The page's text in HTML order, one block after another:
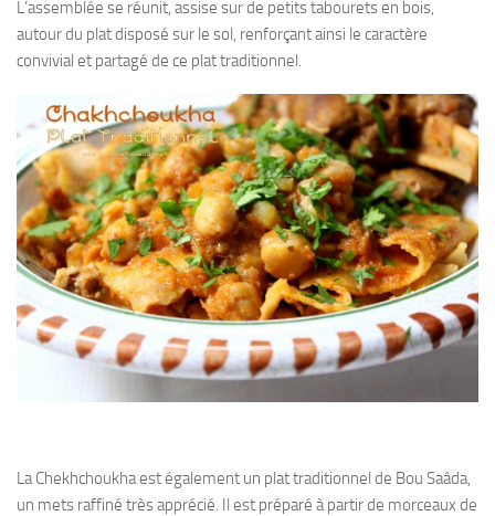
L’assemblée se réunit, assise sur de petits tabourets en bois,
autour du plat disposé sur le sol, renforçant ainsi le caractère
convivial et partagé de ce plat traditionnel.
La Chekhchoukha est également un plat traditionnel de Bou Saâda,
un mets raffiné très apprécié. Il est préparé à partir de morceaux de